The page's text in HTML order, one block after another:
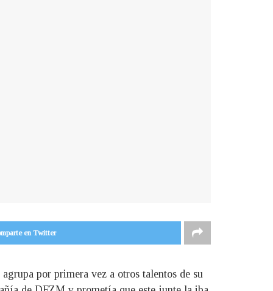
en Twitter
por primera vez a otros talentos de su